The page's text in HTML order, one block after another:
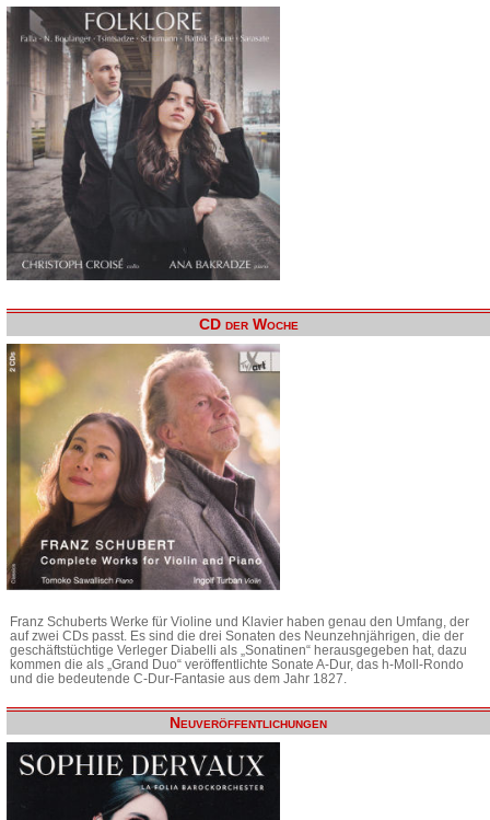
CD der Woche
Franz Schuberts Werke für Violine und Klavier haben genau den Umfang, der
auf zwei CDs passt. Es sind die drei Sonaten des Neunzehnjährigen, die der
geschäftstüchtige Verleger Diabelli als „Sonatinen“ herausgegeben hat, dazu
kommen die als „Grand Duo“ veröffentlichte Sonate A-Dur, das h-Moll-Rondo
und die bedeutende C-Dur-Fantasie aus dem Jahr 1827.
Neuveröffentlichungen